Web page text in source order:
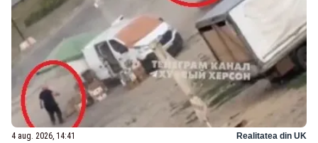
4 aug. 2026, 14:41 Realitatea din UK